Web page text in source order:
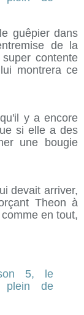
guêpier dans
de la
contente
montrera ce
y a encore
si elle a des
une bougie
devait arriver,
Theon à
en tout,